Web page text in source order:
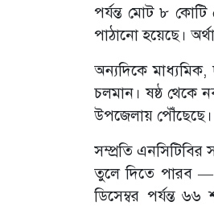
পর্যন্ত মোট ৮
পাঠানো হয়েছে।
অন্যদিকে
চলমান। ষষ্ঠ থেকে
উপজেলায় পৌঁছেছে।
সম্প্রতি
তুলে দিতে পারব —
ডিসেম্বর পর্যন্ত